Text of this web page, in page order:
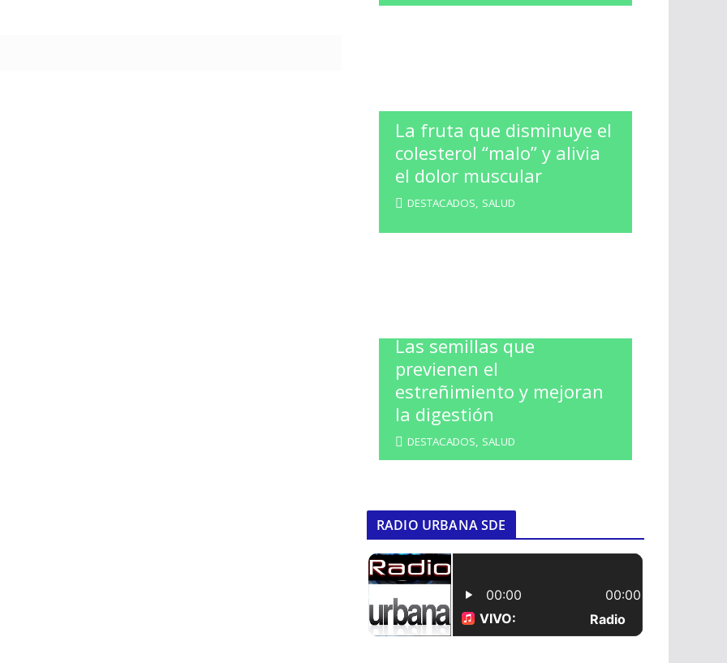
La fruta que disminuye el
colesterol “malo” y alivia
el dolor muscular
DESTACADOS, SALUD
Las semillas que
previenen el
estreñimiento y mejoran
la digestión
DESTACADOS, SALUD
RADIO URBANA SDE